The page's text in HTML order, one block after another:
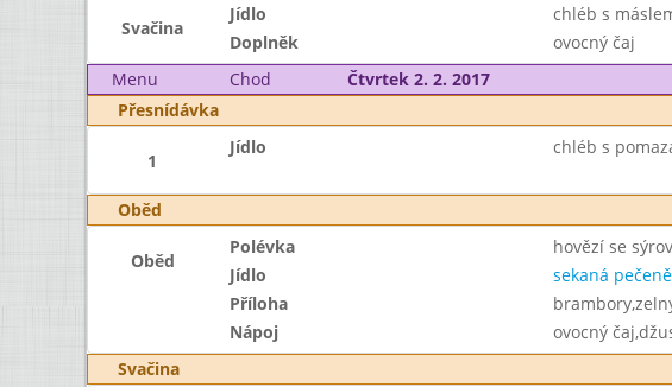
Svačina
Jídlo chléb s
Doplněk
ovocný čaj
Menu
Chod Čtvrtek 2. 2. 2017
Přesnídávka
1
Jídlo chléb s
Oběd
Oběd
Polévka hovězí se
Jídlo
sekaná pečeně
Příloha
Nápoj
ovocný
Svačina